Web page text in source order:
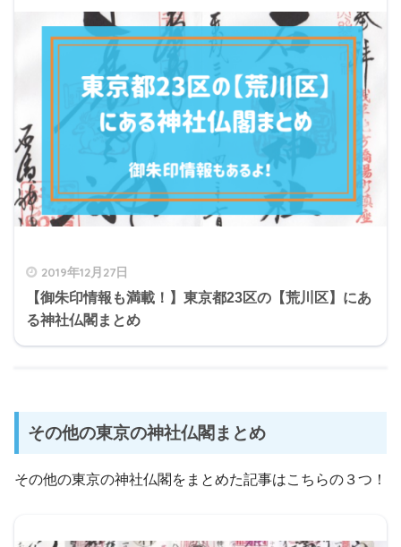
2019年12月27日
【御朱印情報も満載！】東京都23区の【荒川区】にあ
る神社仏閣まとめ
その他の東京の神社仏閣まとめ
その他の東京の神社仏閣をまとめた記事はこちらの３つ！